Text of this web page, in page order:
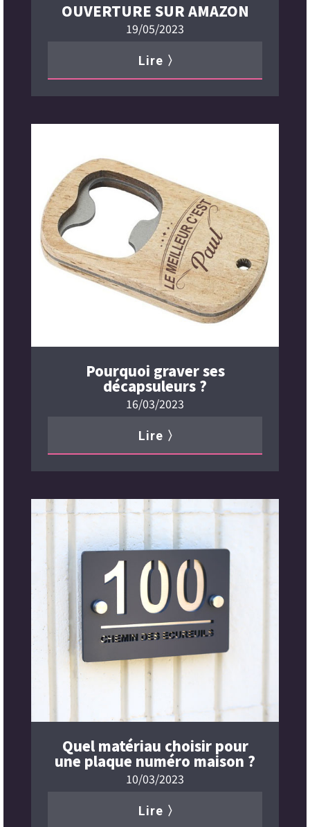
OUVERTURE SUR AMAZON
19/05/2023
Lire 〉
Pourquoi graver ses
décapsuleurs ?
16/03/2023
Lire 〉
Quel matériau choisir pour
une plaque numéro maison ?
10/03/2023
Lire 〉